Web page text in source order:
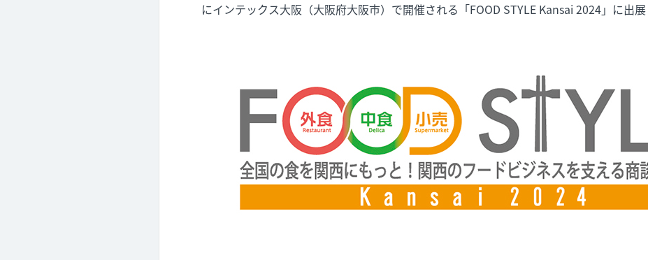
にインテックス大阪（大阪府大阪市）で開催される「FOOD STYLE Kansai 2024」に出展